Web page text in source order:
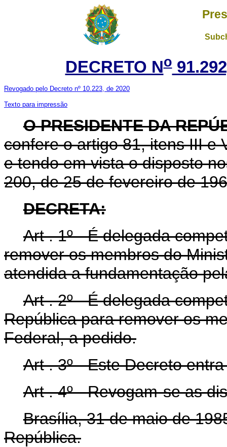
DECRETO No
Revogado pelo Decreto nº 10.223, de 2020
Texto para impressão
O PRESIDENTE DA
confere o artigo 81, itens III e
e tendo em vista o disposto
200, de 25 de fevereiro de
DECRETA:
Art . 1º - É delegada
remover os membros do
atendida a fundamentação
Art . 2º - É delegada
República para remover os
Federal, a pedido.
Art . 3º - Este Decreto
Art . 4º - Revogam-se as
Brasília, 31 de maio de
República.